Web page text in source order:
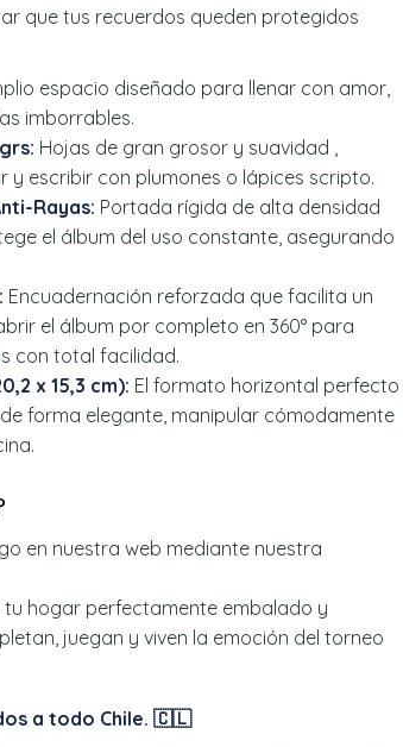
que tus recuerdos queden protegidos
espacio diseñado para llenar con amor,
imborrables.
Hojas de gran grosor y suavidad ,
escribir con plumones o lápices scripto.
Rayas: Portada rígida de alta densidad
el álbum del uso constante, asegurando
Encuadernación reforzada que facilita un
el álbum por completo en 360° para
con total facilidad.
x 15,3 cm): El formato horizontal perfecto
forma elegante, manipular cómodamente
en nuestra web mediante nuestra
tu hogar perfectamente embalado y
juegan y viven la emoción del torneo
a todo Chile. 🇨🇱